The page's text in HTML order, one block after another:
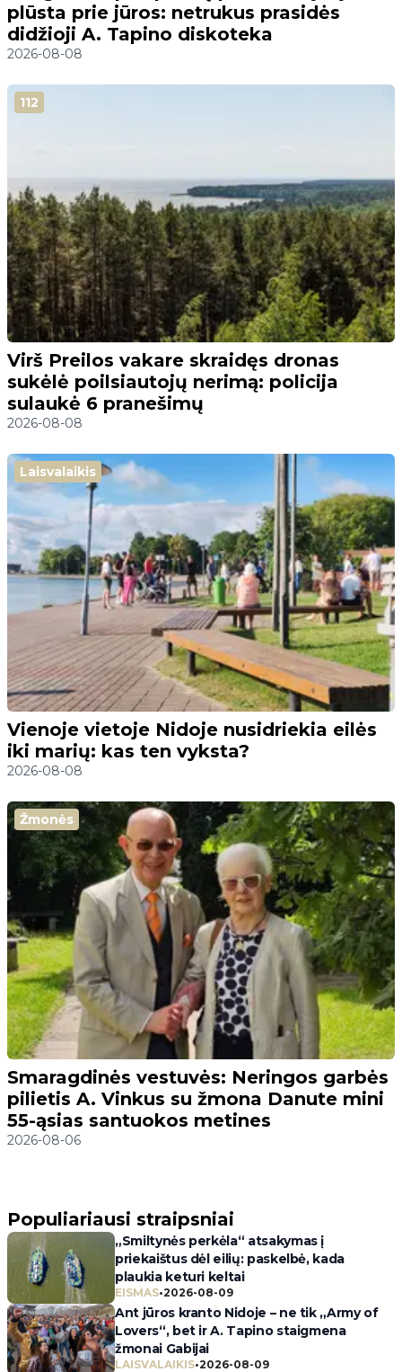
plūsta prie jūros: netrukus prasidės
didžioji A. Tapino diskoteka
2026-08-08
112
Virš Preilos vakare skraidęs dronas
sukėlė poilsiautojų nerimą: policija
sulaukė 6 pranešimų
2026-08-08
Laisvalaikis
Vienoje vietoje Nidoje nusidriekia eilės
iki marių: kas ten vyksta?
2026-08-08
Žmonės
Smaragdinės vestuvės: Neringos garbės
pilietis A. Vinkus su žmona Danute mini
55-ąsias santuokos metines
2026-08-06
Populiariausi straipsniai
„Smiltynės perkėla“ atsakymas į
priekaištus dėl eilių: paskelbė, kada
plaukia keturi keltai
EISMAS•2026-08-09
Ant jūros kranto Nidoje – ne tik „Army of
Lovers“, bet ir A. Tapino staigmena
žmonai Gabijai
LAISVALAIKIS•2026-08-09